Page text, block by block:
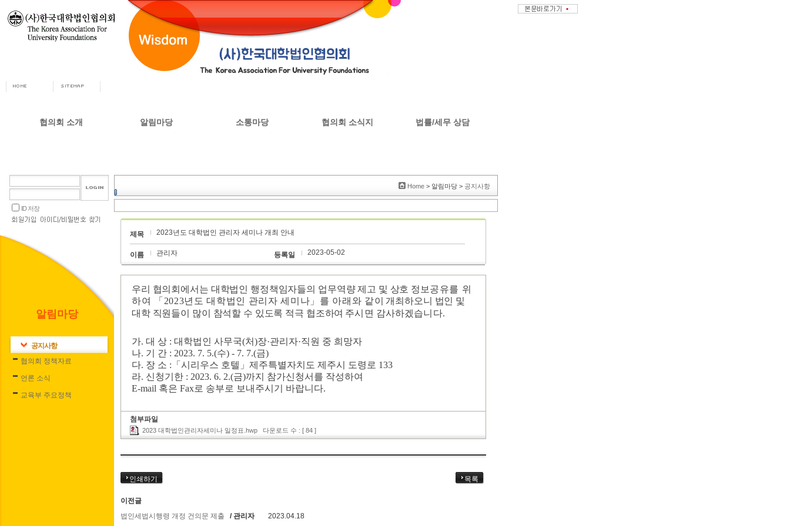
협의회 소개
설립목적 및 주요사업
협의회 정관
알림마당
교육부 주요정책
소통마당 협의회 소식지 법률/세무 상담
ID 저장
알림마당
공지사항
협의회 정책자료
언론 소식
교육부 주요정책
Home > 알림마당 > 공지사항
제목 2023년도 대학법인 관리자 세미나 개최 안내
이름 관리자 등록일 2023-05-02
우리 협의회에서는 대학법인 행정책임자들의 업무역량 제고 및 상호 정보 공유를 위
하여
「 2023년도 대학법인 관리자 세미나 」 를 아래와 같이
개최하오니 법인 및
대학 직원들이 많이 참석할 수 있도록 적극 협조하여 주시면 감사하겠습니다.
가. 대 상 : 대학법인 사무국(처)장·관리자·직원 중 희망자
나. 기 간 : 2023. 7. 5.(수) - 7. 7.(금)
다. 장 소 : 「 시리우스 호텔 」 제주특별자치도 제주시 도령로 133
라. 신청기한 : 2023. 6. 2.(금)까지 참가신청서를 작성하여
E-mail 혹은 Fax로 송부로 보내주시기 바랍니다.
첨부파일
2023 대학법인관리자세미나 일정표.hwp 다운로드 수 : [ 84 ]
인쇄하기 목록
이전글
법인세법시행령 개정 건의문 제출
/ 관리자 2023.04.18